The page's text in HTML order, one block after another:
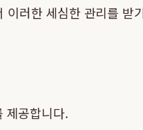
이러한 세심한 관리를 받
제공합니다.